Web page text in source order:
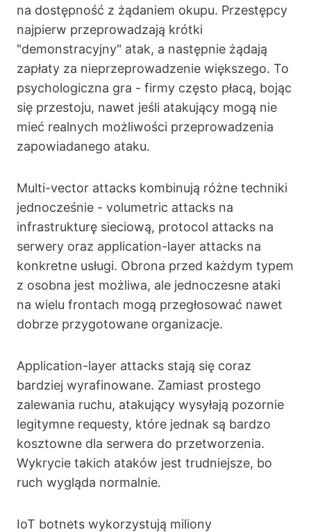
na dostępność z żądaniem okupu. Przestępcy
najpierw przeprowadzają krótki
"demonstracyjny" atak, a następnie żądają
zapłaty za nieprzeprowadzenie większego. To
psychologiczna gra - firmy często płacą, bojąc
się przestoju, nawet jeśli atakujący mogą nie
mieć realnych możliwości przeprowadzenia
zapowiadanego ataku.
Multi-vector attacks kombinują różne techniki
jednocześnie - volumetric attacks na
infrastrukturę sieciową, protocol attacks na
serwery oraz application-layer attacks na
konkretne usługi. Obrona przed każdym typem
z osobna jest możliwa, ale jednoczesne ataki
na wielu frontach mogą przegłosować nawet
dobrze przygotowane organizacje.
Application-layer attacks stają się coraz
bardziej wyrafinowane. Zamiast prostego
zalewania ruchu, atakujący wysyłają pozornie
legitymne requesty, które jednak są bardzo
kosztowne dla serwera do przetworzenia.
Wykrycie takich ataków jest trudniejsze, bo
ruch wygląda normalnie.
IoT botnets wykorzystują miliony